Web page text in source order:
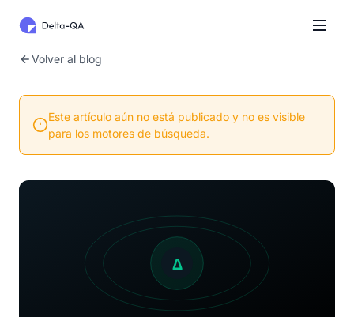
Volver al blog
Este artículo aún no está publicado y no es visible
para los motores de búsqueda.